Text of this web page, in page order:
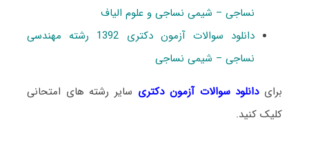
نساجی – شیمی نساجی و علوم الیاف
دانلود سوالات آزمون دکتری 1392 رشته مهندسی
نساجی – شیمی نساجی
برایدانلود سوالات آزمون دکتری سایر رشته های امتحانی
کلیک کنید.